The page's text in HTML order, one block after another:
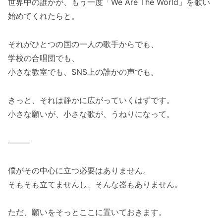
世界中の誰かが、もう一度「We Are The World」を歌い
始めてくれたらと。
それがひとつの国の一人の歌手からでも、
学校の合唱団でも、
小さな教室でも、SNS上の誰かの声でも。
きっと、それは静かに広がっていくはずです。
小さな願いが、小さな歌が、うねりになって。
⸻
僕がその中心に立つ必要はありません。
そもそも立てませんし、そんな器もありません。
ただ、願いをそっとここに置いておきます。